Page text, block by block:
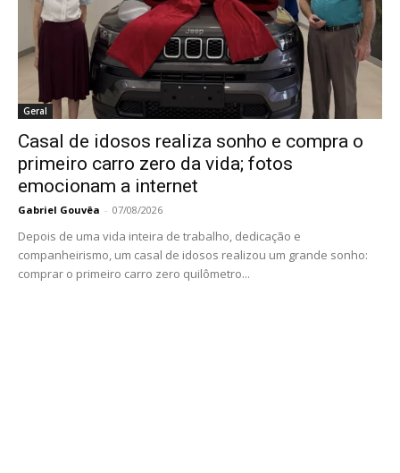
Geral
Casal de idosos realiza sonho e compra o
primeiro carro zero da vida; fotos
emocionam a internet
Gabriel Gouvêa - 07/08/2026
Depois de uma vida inteira de trabalho, dedicação e
companheirismo, um casal de idosos realizou um grande sonho:
comprar o primeiro carro zero quilômetro...